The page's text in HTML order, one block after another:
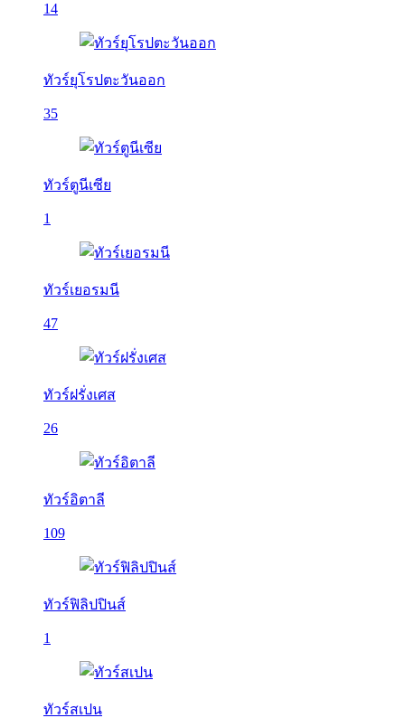
14
ทัวร์ยุโรปตะวันออก
35
ทัวร์ตูนีเซีย
1
ทัวร์เยอรมนี
47
ทัวร์ฝรั่งเศส
26
ทัวร์อิตาลี
109
ทัวร์ฟิลิปปินส์
1
ทัวร์สเปน